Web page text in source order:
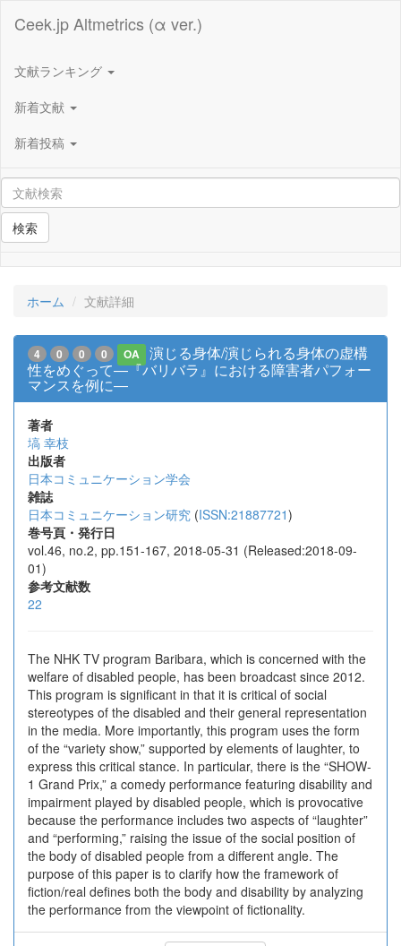
Ceek.jp Altmetrics (α ver.)
文献ランキング
新着文献
新着投稿
検索
ホーム 文献詳細
4 0 0 0 OA
演じる身体/演じられる身体の虚構
性をめぐって―『バリバラ』における障害者パフォー
マンスを例に―
著者
塙 幸枝
出版者
日本コミュニケーション学会
雑誌
日本コミュニケーション研究 (ISSN:21887721)
巻号頁・発行日
vol.46, no.2, pp.151-167, 2018-05-31 (Released:2018-09-
01)
参考文献数
22
The NHK TV program Baribara, which is concerned with the
welfare of disabled people, has been broadcast since 2012.
This program is significant in that it is critical of social
stereotypes of the disabled and their general representation
in the media. More importantly, this program uses the form
of the “variety show,” supported by elements of laughter, to
express this critical stance. In particular, there is the “SHOW-
1 Grand Prix,” a comedy performance featuring disability and
impairment played by disabled people, which is provocative
because the performance includes two aspects of “laughter”
and “performing,” raising the issue of the social position of
the body of disabled people from a different angle. The
purpose of this paper is to clarify how the framework of
fiction/real defines both the body and disability by analyzing
the performance from the viewpoint of fictionality.